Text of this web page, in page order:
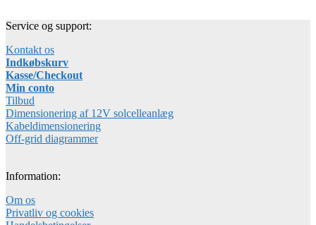
Service og support:
Kontakt os
Indkøbskurv
Kasse/Checkout
Min conto
Tilbud
Dimensionering af 12V solcelleanlæg
Kabeldimensionering
Off-grid diagrammer
Information:
Om os
Privatliv og cookies